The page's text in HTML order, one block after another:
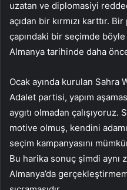
uzatan ve diplomasiyi
açıdan bir kırmızı karttır.
çapındaki bir seçimde
Almanya tarihinde daha
Ocak ayında kurulan Sahra
Adalet partisi, yapım
aygıtı olmadan çalışıyoruz.
motive olmuş, kendini
seçim kampanyasını
Bu harika sonuç şimdi aynı
Almanya’da